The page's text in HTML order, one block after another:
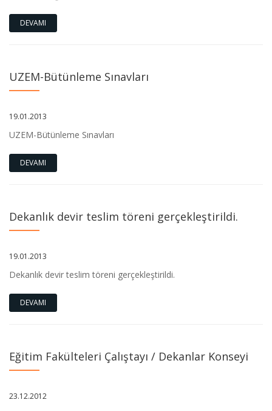
DEVAMI
UZEM-Bütünleme Sınavları
19.01.2013
UZEM-Bütünleme Sınavları
DEVAMI
Dekanlık devir teslim töreni gerçekleştirildi.
19.01.2013
Dekanlık devir teslim töreni gerçekleştirildi.
DEVAMI
Eğitim Fakülteleri Çalıştayı / Dekanlar Konseyi
23.12.2012